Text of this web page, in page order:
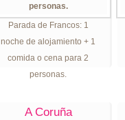
Parada de Francos: 1
noche de alojamiento + 1
comida o cena para 2
personas.
A Coruña